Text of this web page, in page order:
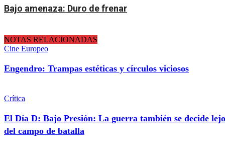
Bajo amenaza: Duro de frenar
NOTAS RELACIONADAS
Cine Europeo
Engendro: Trampas estéticas y círculos viciosos
Crítica
El Día D: Bajo Presión: La guerra también se decide
del campo de batalla